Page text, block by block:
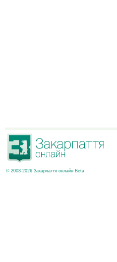
© 2003-2026 Закарпаття онлайн Beta